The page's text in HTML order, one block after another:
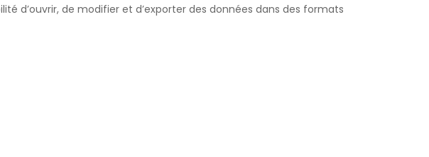
d’ouvrir, de modifier et d’exporter des données dans des formats